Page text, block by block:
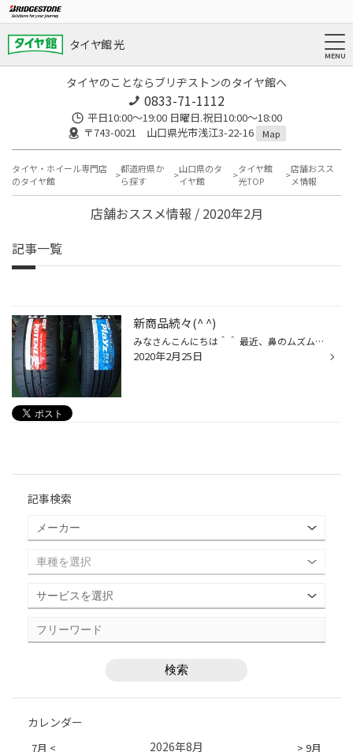
タイヤ館 光
タイヤのことならブリヂストンのタイヤ館へ
0833-71-1112
平日10:00〜19:00 日曜日.祝日10:00〜18:00
〒743-0021 山口県光市浅江3-22-16
Map
タイヤ・ホイール専門店
のタイヤ館
都道府県か
ら探す
山口県のタ
イヤ館
タイヤ館
光TOP
店舗おスス
メ情報
店舗おススメ情報 / 2020年2月
記事一覧
新商品続々(^ ^)
みなさんこんにちは＾＾ 最近、鼻のムズムズが止まらないさかもとデス(*_*) 新商品のプレイズPX-RVIIとポテンザRE-71RS入荷しました^ ^ これから夏用タイヤ履き替えシーズンもやってきます、 あなたのタイヤ選びお手伝いします!! お気軽にご相談ください(^^)
2020年2月25日
記事検索
カレンダー
7月 < > 9月
2026年8月